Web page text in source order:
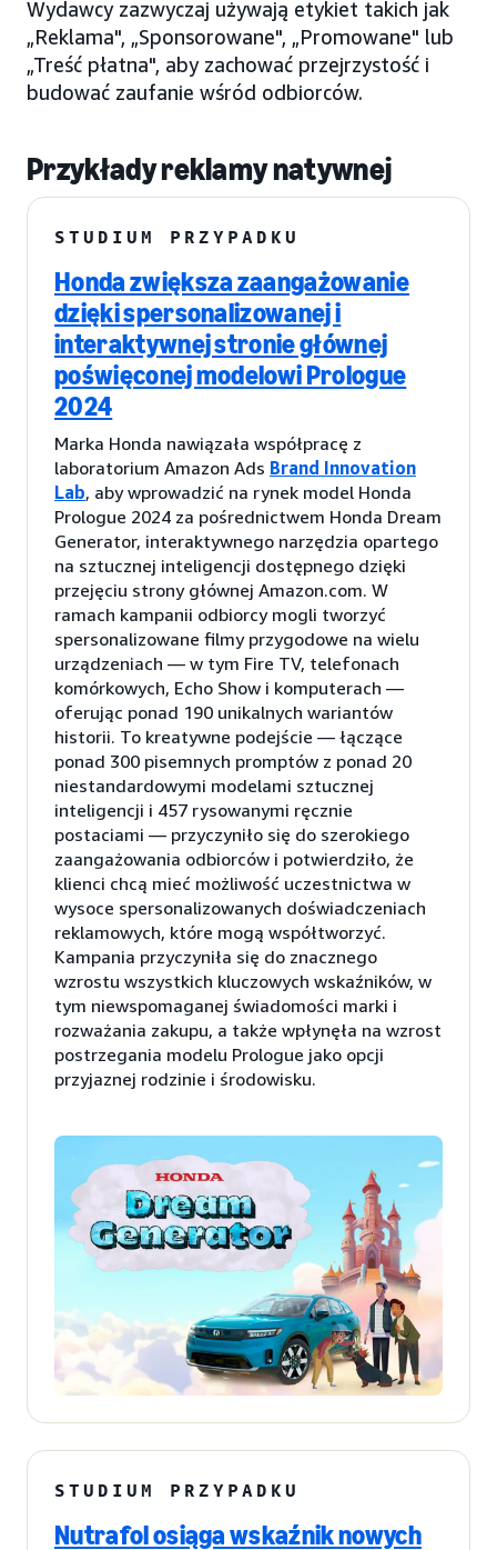
Wydawcy zazwyczaj używają etykiet takich jak
„Reklama", „Sponsorowane", „Promowane" lub
„Treść płatna", aby zachować przejrzystość i
budować zaufanie wśród odbiorców.
Przykłady reklamy natywnej
STUDIUM PRZYPADKU
Honda zwiększa zaangażowanie
dzięki spersonalizowanej i
interaktywnej stronie głównej
poświęconej modelowi Prologue
2024
Marka Honda nawiązała współpracę z
laboratorium Amazon Ads Brand Innovation
Lab, aby wprowadzić na rynek model Honda
Prologue 2024 za pośrednictwem Honda Dream
Generator, interaktywnego narzędzia opartego
na sztucznej inteligencji dostępnego dzięki
przejęciu strony głównej Amazon.com. W
ramach kampanii odbiorcy mogli tworzyć
spersonalizowane filmy przygodowe na wielu
urządzeniach — w tym Fire TV, telefonach
komórkowych, Echo Show i komputerach —
oferując ponad 190 unikalnych wariantów
historii. To kreatywne podejście — łączące
ponad 300 pisemnych promptów z ponad 20
niestandardowymi modelami sztucznej
inteligencji i 457 rysowanymi ręcznie
postaciami — przyczyniło się do szerokiego
zaangażowania odbiorców i potwierdziło, że
klienci chcą mieć możliwość uczestnictwa w
wysoce spersonalizowanych doświadczeniach
reklamowych, które mogą współtworzyć.
Kampania przyczyniła się do znacznego
wzrostu wszystkich kluczowych wskaźników, w
tym niewspomaganej świadomości marki i
rozważania zakupu, a także wpłynęła na wzrost
postrzegania modelu Prologue jako opcji
przyjaznej rodzinie i środowisku.
STUDIUM PRZYPADKU
Nutrafol osiąga wskaźnik nowych